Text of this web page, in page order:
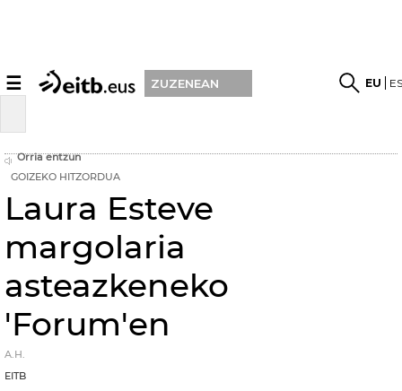
☰ ZUZENEAN EU
Orria entzun
GOIZEKO HITZORDUA
Laura Esteve
margolaria
asteazkeneko
'Forum'en
A.H.
EITB